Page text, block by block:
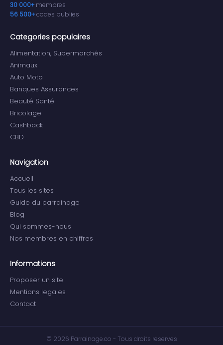
30 000+ membres
56 500+codes publies
Categories populaires
Alimentation, Supermarchés
Animaux
Auto Moto
Banques Assurances
Beauté Santé
Bricolage
Cashback
CBD
Navigation
Accueil
Tous les sites
Guide du parrainage
Blog
Qui sommes-nous
Nos membres en chiffres
Informations
Proposer un site
Mentions legales
Contact
© 2026 Parrainage.co - Tous droits reserves